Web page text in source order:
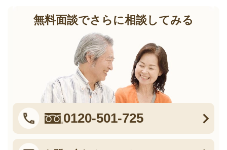
無料面談でさらに相談してみる
0120-501-725